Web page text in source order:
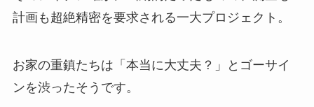
計画も超絶精密を要求される一大プロジェクト。
お家の重鎮たちは「本当に大丈夫？」とゴーサイ
ンを渋ったそうです。